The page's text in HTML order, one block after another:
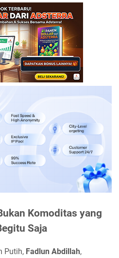
Komoditas yang
Saja
Putih, Fadlun Abdillah,